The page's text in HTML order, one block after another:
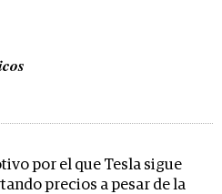
por el que Tesla sigue
precios a pesar de la